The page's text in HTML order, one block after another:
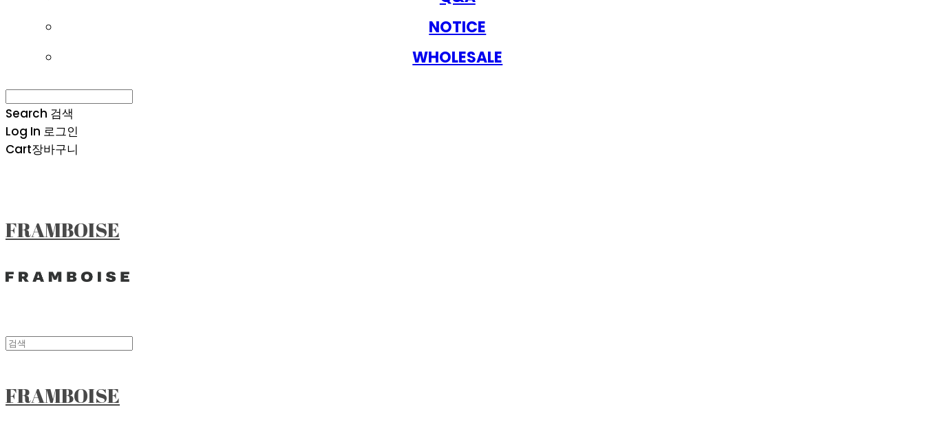
NOTICE
WHOLESALE
Search 검색
Log In 로그인
Cart장바구니
FRAMBOISE
FRAMBOISE